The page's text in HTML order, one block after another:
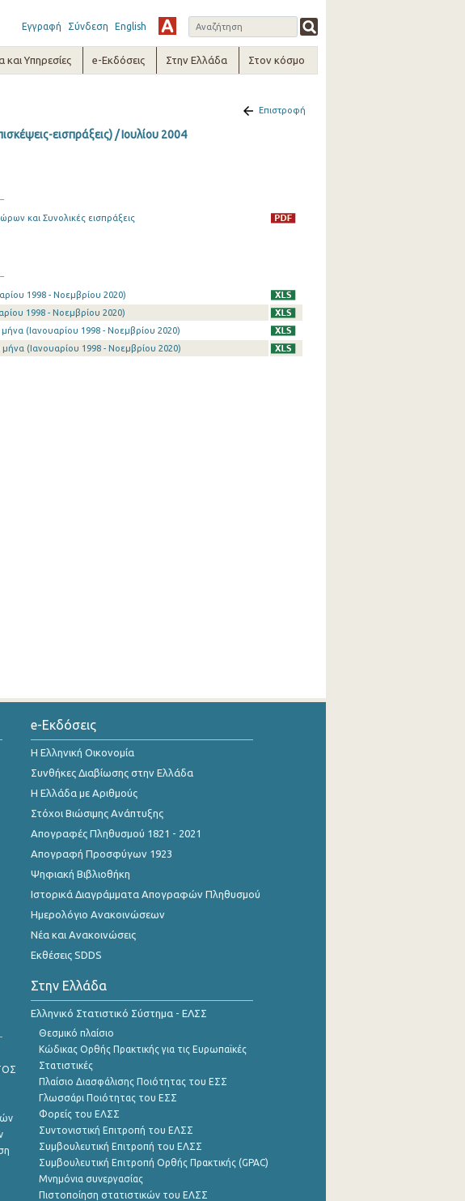
Εγγραφή Σύνδεση English
και Υπηρεσίες e-Εκδόσεις Στην Ελλάδα Στον κόσμο
Επιστροφή
εισπράξεις) / Ιουλίου 2004
και Συνολικές εισπράξεις
1998 - Νοεμβρίου 2020)
1998 - Νοεμβρίου 2020)
(Ιανουαρίου 1998 - Νοεμβρίου 2020)
(Ιανουαρίου 1998 - Νοεμβρίου 2020)
e-Εκδόσεις
Η Ελληνική Οικονομία
Συνθήκες Διαβίωσης στην Ελλάδα
Η Ελλάδα με Αριθμούς
Στόχοι Βιώσιμης Ανάπτυξης
Απογραφές Πληθυσμού 1821 - 2021
Απογραφή Προσφύγων 1923
Ψηφιακή Βιβλιοθήκη
Ιστορικά Διαγράμματα Απογραφών Πληθυσμού
Ημερολόγιο Ανακοινώσεων
Νέα και Ανακοινώσεις
Εκθέσεις SDDS
Στην Ελλάδα
Ελληνικό Στατιστικό Σύστημα - ΕΛΣΣ
Θεσμικό πλαίσιο
Κώδικας Ορθής Πρακτικής για τις Ευρωπαϊκές
Στατιστικές
Πλαίσιο Διασφάλισης Ποιότητας του ΕΣΣ
Γλωσσάρι Ποιότητας του ΕΣΣ
Φορείς του ΕΛΣΣ
Συντονιστική Επιτροπή του ΕΛΣΣ
Συμβουλευτική Επιτροπή του ΕΛΣΣ
Συμβουλευτική Επιτροπή Ορθής Πρακτικής (GPAC)
Μνημόνια συνεργασίας
Πιστοποίηση στατιστικών του ΕΛΣΣ